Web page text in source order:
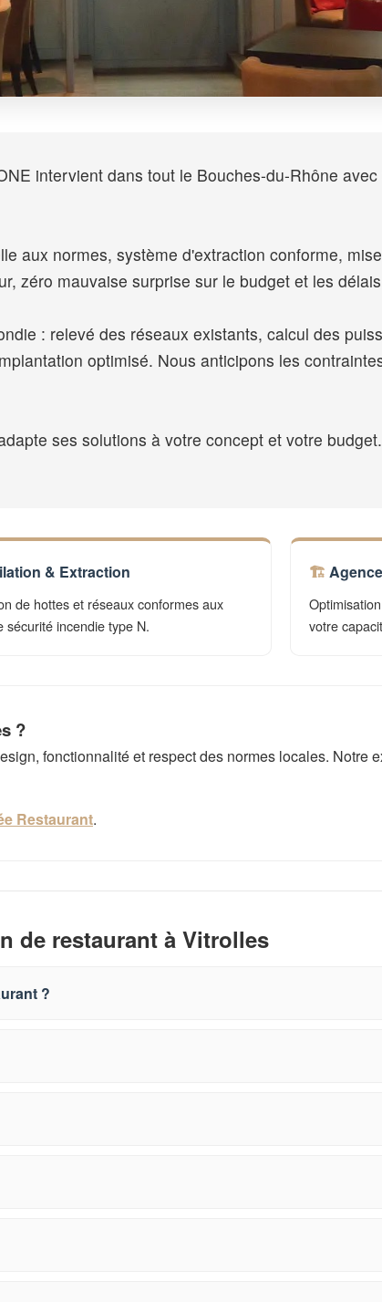
intervient dans tout le Bouches-du-Rhône
aux normes, système d'extraction conforme,
zéro mauvaise surprise sur le budget et les
: relevé des réseaux existants, calcul des
optimisé. Nous anticipons les
ses solutions à votre concept et votre
& Extraction
de hottes et réseaux conformes aux
sécurité incendie type N.
votre
?
fonctionnalité et respect des normes locales. Notre
Restaurant.
de restaurant à Vitrolles
?